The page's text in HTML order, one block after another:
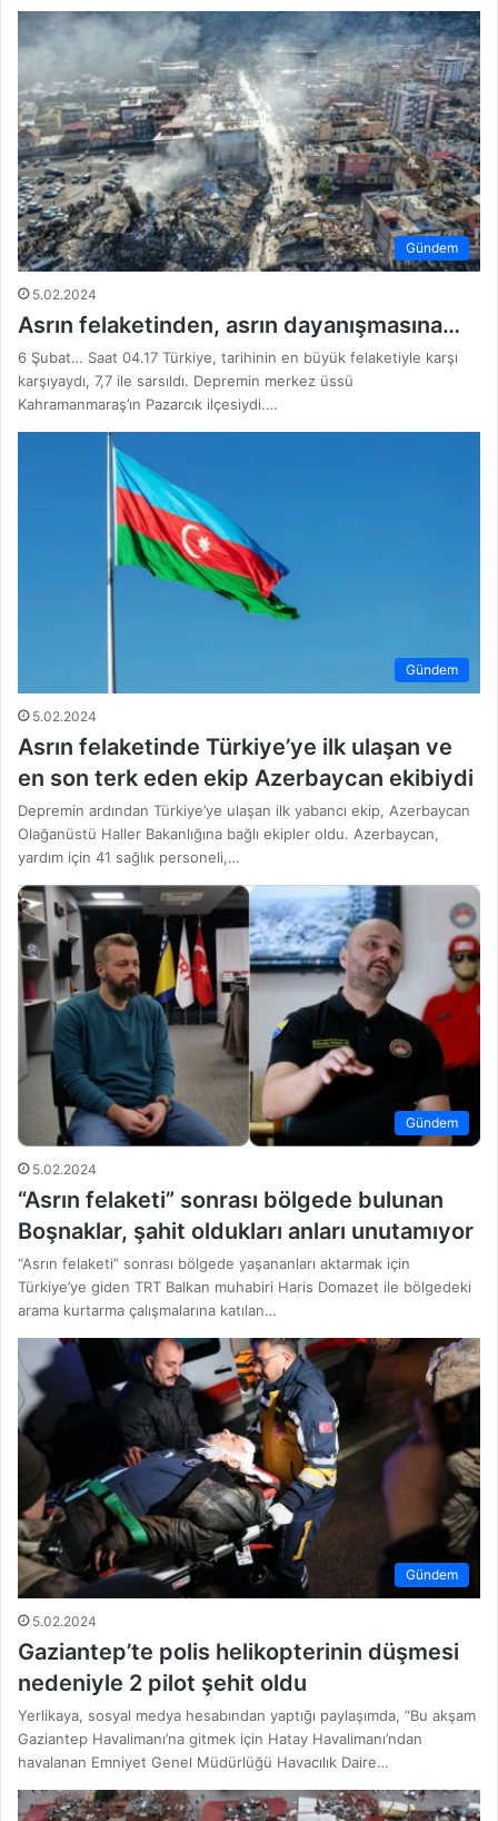
Gündem
5.02.2024
Asrın felaketinden, asrın dayanışmasına…
6 Şubat… Saat 04.17 Türkiye, tarihinin en büyük felaketiyle karşı
karşıyaydı, 7,7 ile sarsıldı. Depremin merkez üssü
Kahramanmaraş’ın Pazarcık ilçesiydi.…
Gündem
5.02.2024
Asrın felaketinde Türkiye’ye ilk ulaşan ve
en son terk eden ekip Azerbaycan ekibiydi
Depremin ardından Türkiye’ye ulaşan ilk yabancı ekip, Azerbaycan
Olağanüstü Haller Bakanlığına bağlı ekipler oldu. Azerbaycan,
yardım için 41 sağlık personeli,…
Gündem
5.02.2024
“Asrın felaketi” sonrası bölgede bulunan
Boşnaklar, şahit oldukları anları unutamıyor
“Asrın felaketi” sonrası bölgede yaşananları aktarmak için
Türkiye’ye giden TRT Balkan muhabiri Haris Domazet ile bölgedeki
arama kurtarma çalışmalarına katılan…
Gündem
5.02.2024
Gaziantep’te polis helikopterinin düşmesi
nedeniyle 2 pilot şehit oldu
Yerlikaya, sosyal medya hesabından yaptığı paylaşımda, “Bu akşam
Gaziantep Havalimanı’na gitmek için Hatay Havalimanı’ndan
havalanan Emniyet Genel Müdürlüğü Havacılık Daire…